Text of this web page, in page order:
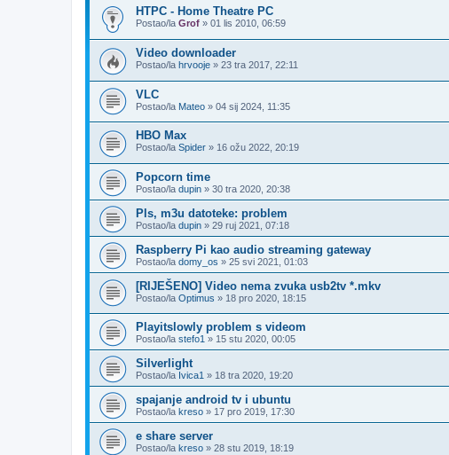
HTPC - Home Theatre PC
Postao/la Grof » 01 lis 2010, 06:59
Video downloader
Postao/la hrvooje » 23 tra 2017, 22:11
VLC
Postao/la Mateo » 04 sij 2024, 11:35
HBO Max
Postao/la Spider » 16 ožu 2022, 20:19
Popcorn time
Postao/la dupin » 30 tra 2020, 20:38
Pls, m3u datoteke: problem
Postao/la dupin » 29 ruj 2021, 07:18
Raspberry Pi kao audio streaming gateway
Postao/la domy_os » 25 svi 2021, 01:03
[RIJEŠENO] Video nema zvuka usb2tv *.mkv
Postao/la Optimus » 18 pro 2020, 18:15
Playitslowly problem s videom
Postao/la stefo1 » 15 stu 2020, 00:05
Silverlight
Postao/la Ivica1 » 18 tra 2020, 19:20
spajanje android tv i ubuntu
Postao/la kreso » 17 pro 2019, 17:30
e share server
Postao/la kreso » 28 stu 2019, 18:19